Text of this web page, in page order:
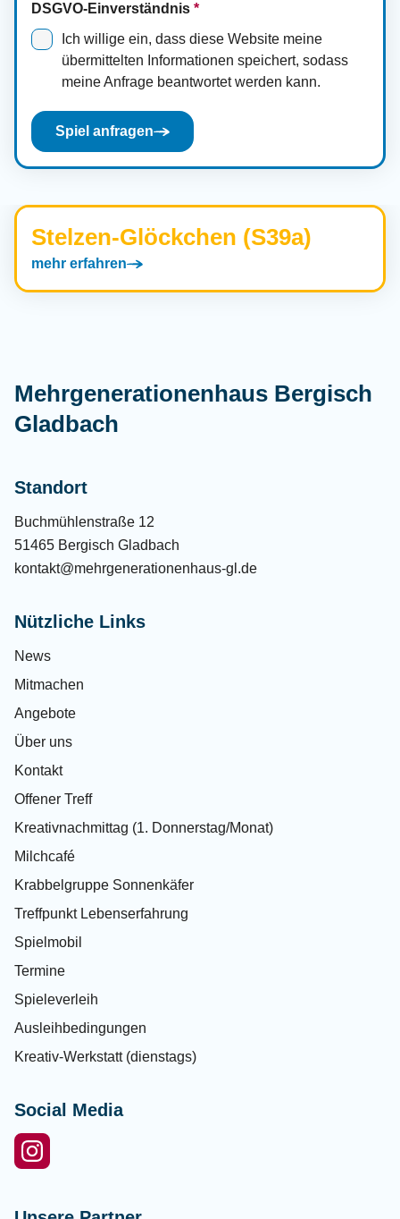
DSGVO-Einverständnis *
Ich willige ein, dass diese Website meine
übermittelten Informationen speichert, sodass
meine Anfrage beantwortet werden kann.
Spiel anfragen
Stelzen-Glöckchen (S39a)
mehr erfahren
Mehrgenerationenhaus Bergisch
Gladbach
Standort
Buchmühlenstraße 12
51465 Bergisch Gladbach
kontakt@mehrgenerationenhaus-gl.de
Nützliche Links
News
Mitmachen
Angebote
Über uns
Kontakt
Offener Treff
Kreativnachmittag (1. Donnerstag/Monat)
Milchcafé
Krabbelgruppe Sonnenkäfer
Treffpunkt Lebenserfahrung
Spielmobil
Termine
Spieleverleih
Ausleihbedingungen
Kreativ-Werkstatt (dienstags)
Social Media